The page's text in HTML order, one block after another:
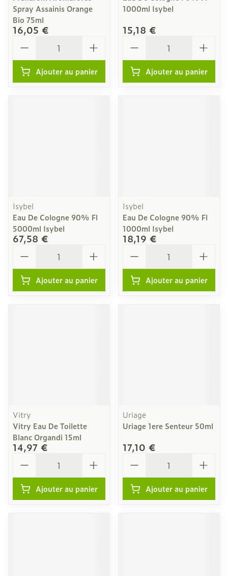
Spray Assainis Orange
Bio 75ml
16,05 €
Ajouter au panier
1000ml Isybel
15,18 €
Ajouter au panier
Isybel
Eau De Cologne 90% Fl
5000ml Isybel
67,58 €
Ajouter au panier
Isybel
Eau De Cologne 90% Fl
1000ml Isybel
18,19 €
Ajouter au panier
Vitry
Vitry Eau De Toilette
Blanc Organdi 15ml
14,97 €
Ajouter au panier
Uriage
Uriage 1ere Senteur 50ml
17,10 €
Ajouter au panier